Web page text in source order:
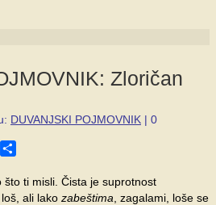
Zloričan
DUVANJSKI POJMOVNIK | 0
Email
ti misli. Čista je suprotnost
ali lako zabeštima , zagalami, loše se